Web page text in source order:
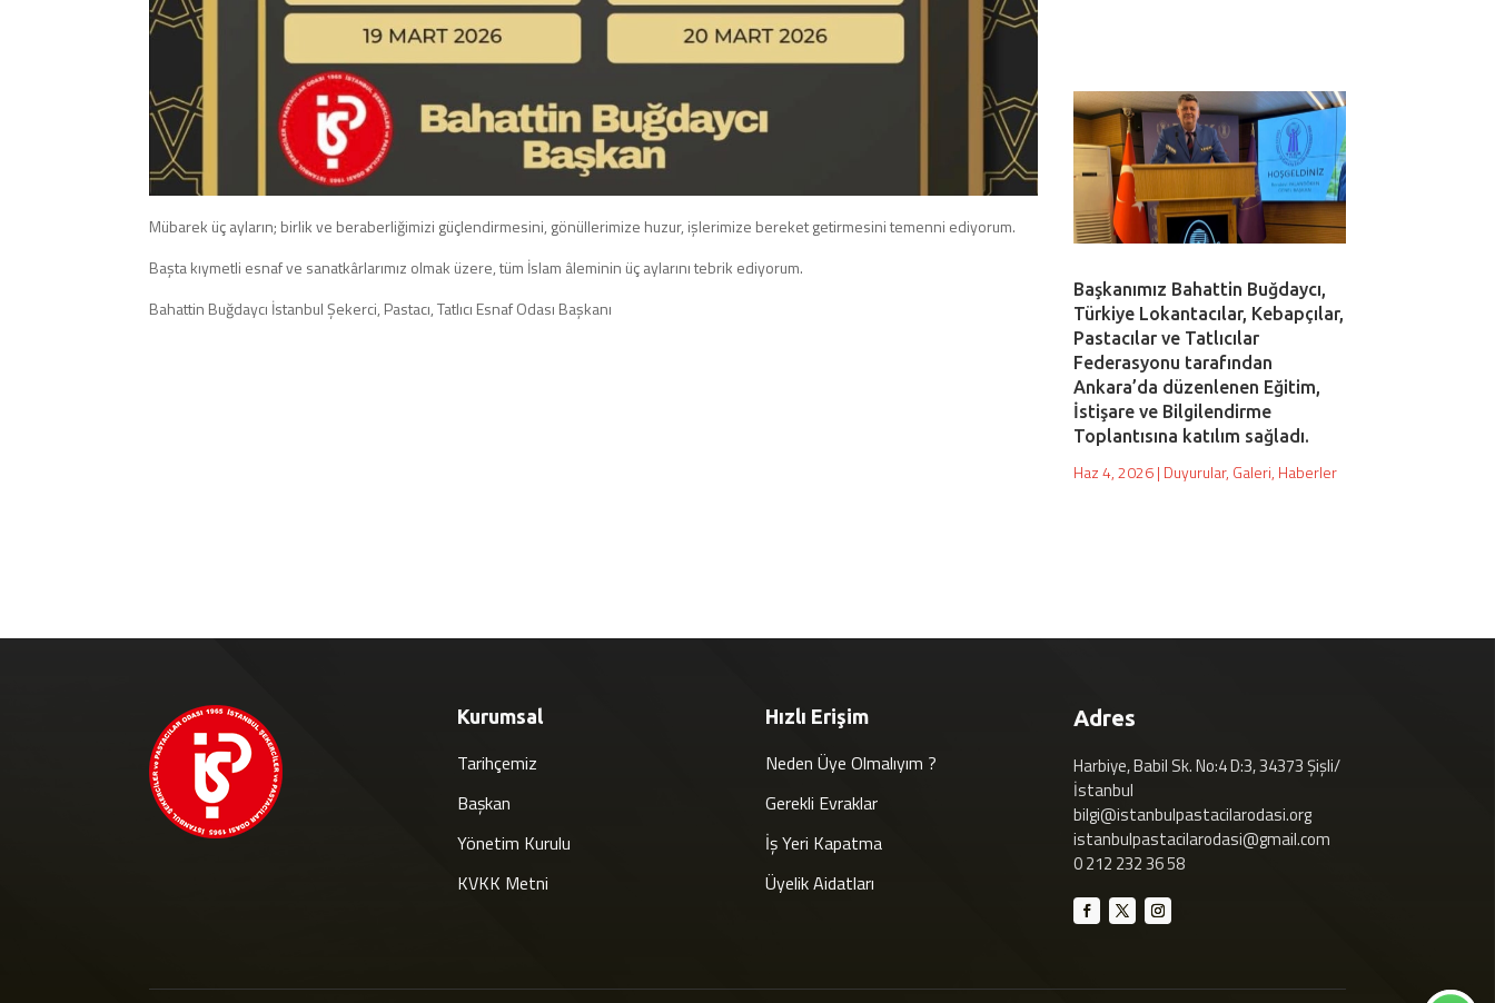
Mübarek üç ayların; birlik ve beraberliğimizi güçlendirmesini, gönüllerimize huzur, işlerimize bereket getirmesini temenni ediyorum.
Başta kıymetli esnaf ve sanatkârlarımız olmak üzere, tüm İslam âleminin üç aylarını tebrik ediyorum.
Bahattin Buğdaycı İstanbul Şekerci, Pastacı, Tatlıcı Esnaf Odası Başkanı
Başkanımız Bahattin Buğdaycı,
Türkiye Lokantacılar, Kebapçılar,
Pastacılar ve Tatlıcılar
Federasyonu tarafından
Ankara’da düzenlenen Eğitim,
İstişare ve Bilgilendirme
Toplantısına katılım sağladı.
Haz 4, 2026| Duyurular, Galeri, Haberler
Kurumsal
Tarihçemiz
Başkan
Yönetim Kurulu
KVKK Metni
Hızlı Erişim
Neden Üye Olmalıyım ?
Gerekli Evraklar
İş Yeri Kapatma
Üyelik Aidatları
Adres
Harbiye, Babil Sk. No:4 D:3, 34373 Şişli/
İstanbul
bilgi@istanbulpastacilarodasi.org
istanbulpastacilarodasi@gmail.com
0 212 232 36 58